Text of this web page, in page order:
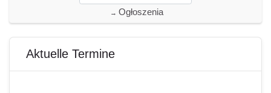
→ Ogłoszenia
Blöcke
Aktuelle Termine